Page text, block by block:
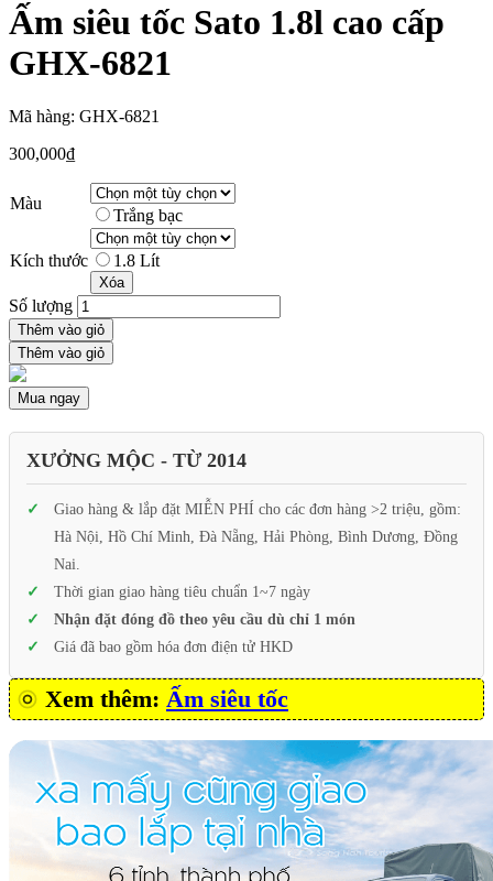
Ấm siêu tốc Sato 1.8l cao cấp
GHX-6821
Mã hàng: GHX-6821
300,000₫
Màu
Trắng bạc
Kích thước 1.8 Lít
Xóa
Số lượng
Thêm vào giỏ
Thêm vào giỏ
Mua ngay
XƯỞNG MỘC - TỪ 2014
Giao hàng & lắp đặt MIỄN PHÍ cho các đơn hàng >2 triệu, gồm:
Hà Nội, Hồ Chí Minh, Đà Nẵng, Hải Phòng, Bình Dương, Đồng
Nai.
Thời gian giao hàng tiêu chuẩn 1~7 ngày
Nhận đặt đóng đồ theo yêu cầu dù chỉ 1 món
Giá đã bao gồm hóa đơn điện tử HKD
Xem thêm: Ấm siêu tốc